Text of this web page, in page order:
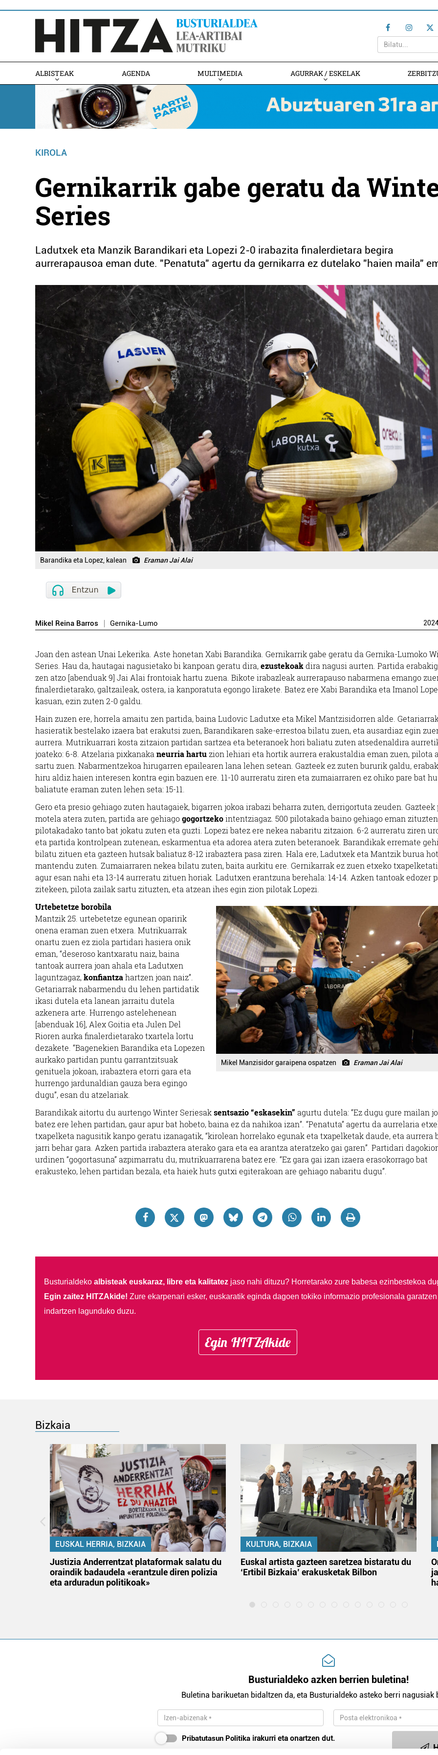
ALBISTEAK AGENDA MULTIMEDIA AGURRAK / ESKELAK
KIROLA
Gernikarrik gabe geratu da
Series
Ladutxek eta Manzik Barandikari eta Lopezi 2-0 irabazita finalerdietara begira
aurrerapausoa eman dute. "Penatuta" agertu da gernikarra ez dutelako "haien maila"
Barandika eta Lopez, kalean Eraman Jai Alai
Mikel Reina Barros Gernika-Lumo
Joan den astean Unai Lekerika. Aste honetan Xabi Barandika. Gernikarrik gabe geratu da Gernika-Lumoko
Series. Hau da, hautagai nagusietako bi kanpoan geratu dira,ezustekoakdira nagusi aurten. Partida
zen atzo [abenduak 9] Jai Alai frontoiak hartu zuena. Bikote irabazleak aurrerapauso nabarmena emango
finalerdietarako, galtzaileak, ostera, ia kanporatuta egongo lirakete. Batez ere Xabi Barandika eta Imanol
kasuan, ezin zuten 2-0 galdu.
Hain zuzen ere, horrela amaitu zen partida, baina Ludovic Ladutxe eta Mikel Mantzisidorren alde.
hasieratik bestelako izaera bat erakutsi zuen, Barandikaren sake-errestoa bilatu zuen, eta ausardiaz egin
aurrera. Mutrikuarrari kosta zitzaion partidan sartzea eta beteranoek hori baliatu zuten atsedenaldira
joateko: 6-8. Atzelaria pixkanaka neurria hartu zion lehiari eta hortik aurrera erakustaldia eman zuen, pilota
sartu zuen. Nabarmentzekoa hirugarren epailearen lana lehen setean. Gazteek ez zuten bururik galdu,
hiru aldiz haien interesen kontra egin bazuen ere. 11-10 aurreratu ziren eta zumaiarraren ez ohiko pare bat
baliatute eraman zuten lehen seta: 15-11.
Gero eta presio gehiago zuten hautagaiek, bigarren jokoa irabazi beharra zuten, derrigortuta zeuden. Gazteek
motela atera zuten, partida are gehiagogogortzekointentziagaz. 500 pilotakada baino gehiago eman
pilotakadako tanto bat jokatu zuten eta guzti. Lopezi batez ere nekea nabaritu zitzaion. 6-2 aurreratu ziren
eta partida kontrolpean zutenean, eskarmentua eta adorea atera zuten beteranoek. Barandikak erremate
bilatu zituen eta gazteen hutsak baliatuz 8-12 irabaztera pasa ziren. Hala ere, Ladutxek eta Mantzik burua
mantendu zuten. Zumaiarraren nekea bilatu zuten, baita aurkitu ere. Gernikarrak ez zuen etxeko
agur esan nahi eta 13-14 aurreratu zituen horiak. Ladutxen erantzuna berehala: 14-14. Azken tantoak edozer
zitekeen, pilota zailak sartu zituzten, eta atzean ihes egin zion pilotak Lopezi.
Mikel Manzisidor garaipena ospatzen Eraman Jai Alai
Urtebetetze borobila
Mantzik 25. urtebetetze egunean oparirik
onena eraman zuen etxera. Mutrikuarrak
onartu zuen ez ziola partidari hasiera onik
eman, “deseroso kantxaratu naiz, baina
tantoak aurrera joan ahala eta Ladutxen
laguntzagaz,konfiantzahartzen joan naiz”.
Getariarrak nabarmendu du lehen partidatik
ikasi dutela eta lanean jarraitu dutela
azkenera arte. Hurrengo astelehenean
[abenduak 16], Alex Goitia eta Julen Del
Rioren aurka finalerdietarako txartela lortu
dezakete. “Bagenekien Barandika eta Lopezen
aurkako partidan puntu garrantzitsuak
genituela jokoan, irabaztera etorri gara eta
hurrengo jardunaldian gauza bera egingo
dugu”, esan du atzelariak.
Barandikak aitortu du aurtengo Winter Seriesaksentsazio “eskasekin” agurtu dutela: “Ez dugu gure mailan
batez ere lehen partidan, gaur apur bat hobeto, baina ez da nahikoa izan”. “Penatuta” agertu da aurrelaria
txapelketa nagusitik kanpo geratu izanagatik, “kirolean horrelako egunak eta txapelketak daude, eta aurrera
jarri behar gara. Azken partida irabaztera aterako gara eta ea arantza ateratzeko gai garen”. Partidari
urdinen “gogortasuna” azpimarratu du, mutrikuarrarena batez ere. “Ez gara gai izan izaera erasokorrago bat
erakusteko, lehen partidan bezala, eta haiek huts gutxi egiterakoan are gehiago nabaritu dugu”.
Busturialdeko albisteak euskaraz, libre eta kalitatezjaso nahi dituzu? Horretarako zure babesa ezinbestekoa
Egin zaitez HITZAkide! Zure ekarpenari esker, euskaratik eginda dagoen tokiko informazio profesionala garatzen
indartzen lagunduko duzu.
Egin HITZAkide
Bizkaia
EUSKAL HERRIA, BIZKAIA
Justizia Anderrentzat plataformak salatu du
oraindik badaudela «erantzule diren polizia
eta arduradun politikoak»
KULTURA, BIZKAIA
Euskal artista gazteen saretzea bistaratu du
‘Ertibil Bizkaia’ erakusketak Bilbon
Busturialdeko azken berrien buletina!
Buletina barikuetan bidaltzen da, eta Busturialdeko asteko berri nagusiak
Pribatutasun Politika irakurri eta onartzen dut.